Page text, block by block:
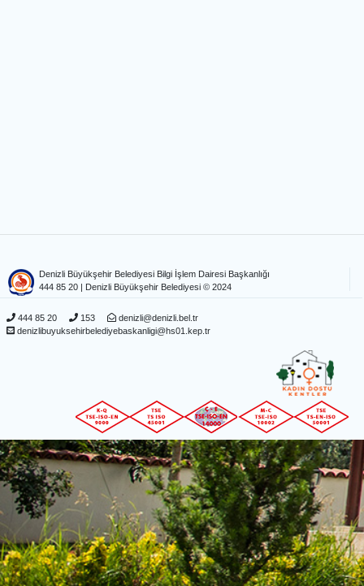
Denizli Büyükşehir Belediyesi Bilgi İşlem Dairesi Başkanlığı
444 85 20 | Denizli Büyükşehir Belediyesi © 2024
444 85 20 153
denizli@denizli.bel.tr
denizlibuyuksehirbelediyebaskanligi@hs01.kep.tr